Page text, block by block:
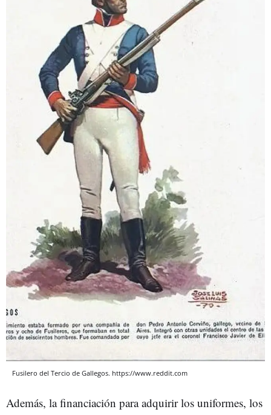
Fusilero del Tercio de Gallegos. https://www.reddit.com
Además, la financiación para adquirir los uniformes, los